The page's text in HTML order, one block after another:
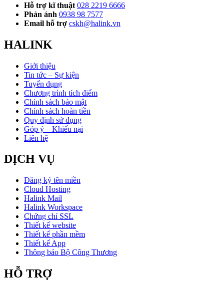
Hỗ trợ kĩ thuật 028 2219 6666
Phản ánh 0938 98 7577
Email hỗ trợ cskh@halink.vn
HALINK
Giới thiệu
Tin tức – Sự kiện
Tuyển dụng
Chương trình tích điểm
Chính sách bảo mật
Chính sách hoàn tiền
Quy định sử dụng
Góp ý – Khiếu nại
Liên hệ
DỊCH VỤ
Đăng ký tên miền
Cloud Hosting
Halink Mail
Halink Workspace
Chứng chỉ SSL
Thiết kế website
Thiết kế phần mềm
Thiết kế App
Thông báo Bộ Công Thương
HỖ TRỢ